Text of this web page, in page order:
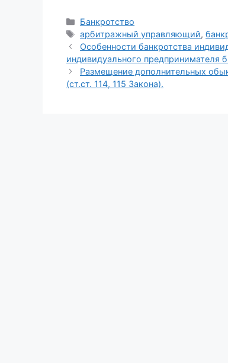
Рубрики
Банкротство
Метки
арбитражный управляющий,
Особенности банкротства
индивидуального предпринимателя
Размещение дополнительных
(ст.ст. 114, 115 Закона).